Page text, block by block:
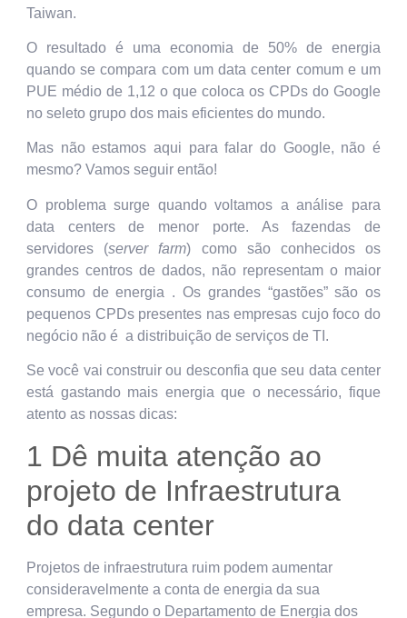
Taiwan.
O resultado é uma economia de 50% de energia
quando se compara com um data center comum e um
PUE médio de 1,12 o que coloca os CPDs do Google
no seleto grupo dos mais eficientes do mundo.
Mas não estamos aqui para falar do Google, não é
mesmo? Vamos seguir então!
O problema surge quando voltamos a análise para
data centers de menor porte. As fazendas de
servidores (server farm) como são conhecidos os
grandes centros de dados, não representam o maior
consumo de energia . Os grandes “gastões” são os
pequenos CPDs presentes nas empresas cujo foco do
negócio não é a distribuição de serviços de TI.
Se você vai construir ou desconfia que seu data center
está gastando mais energia que o necessário, fique
atento as nossas dicas:
1 Dê muita atenção ao
projeto de Infraestrutura
do data center
Projetos de infraestrutura ruim podem aumentar
consideravelmente a conta de energia da sua
empresa. Segundo o Departamento de Energia dos